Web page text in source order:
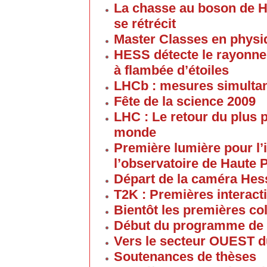
La chasse au boson de
se rétrécit
Master Classes en
HESS détecte le
à flambée d’étoiles
LHCb : mesures
Fête de la science 2009
LHC : Le retour du plus
monde
Première lumière pour
l’observatoire de Haute
Départ de la caméra
T2K : Premières
Bientôt les premières
Début du programme
Vers le secteur OUEST
Soutenances de thèses